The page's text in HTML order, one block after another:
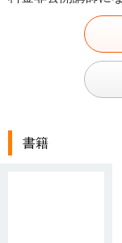
書籍